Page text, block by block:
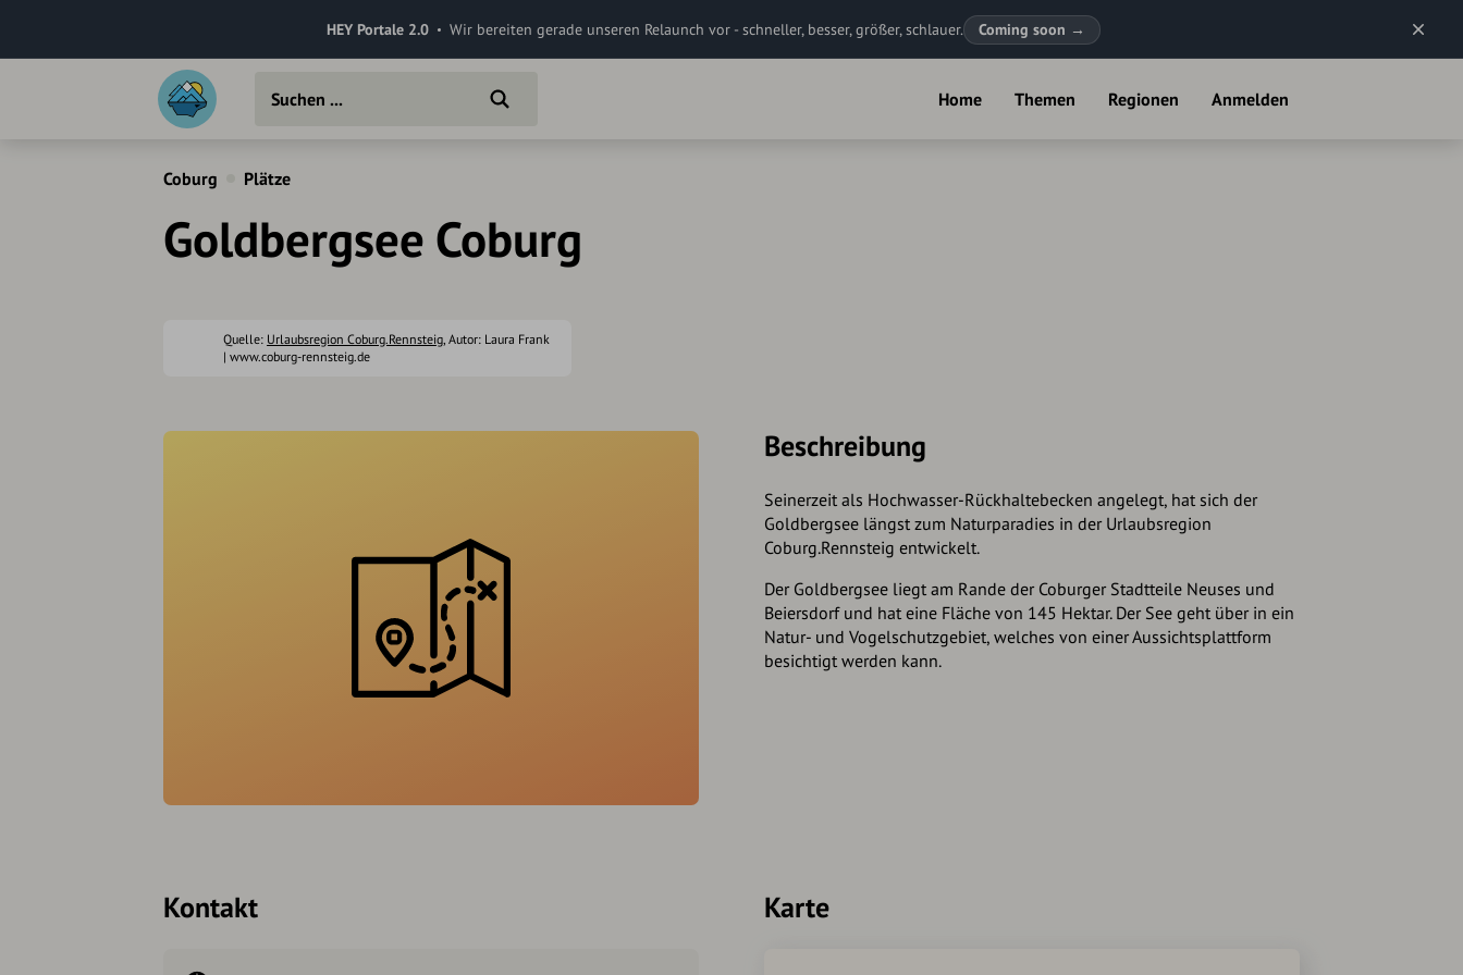
HEY Portale 2.0 Wir bereiten gerade unseren Relaunch vor - schneller, besser, größer, schlauer. Coming soon →
Home Themen Regionen Anmelden
Coburg Plätze
Goldbergsee Coburg
Quelle: Urlaubsregion Coburg.Rennsteig, Autor: Laura Frank
| www.coburg-rennsteig.de
Beschreibung
Seinerzeit als Hochwasser-Rückhaltebecken angelegt, hat sich der
Goldbergsee längst zum Naturparadies in der Urlaubsregion
Coburg.Rennsteig entwickelt.
Der Goldbergsee liegt am Rande der Coburger Stadtteile Neuses und
Beiersdorf und hat eine Fläche von 145 Hektar. Der See geht über in ein
Natur- und Vogelschutzgebiet, welches von einer Aussichtsplattform
besichtigt werden kann.
Kontakt Karte